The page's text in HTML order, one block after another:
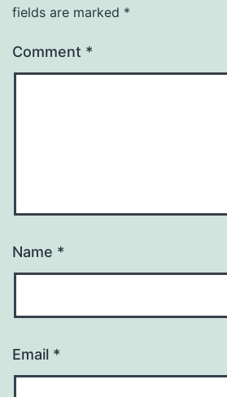
fields are marked *
Comment *
Name *
Email *